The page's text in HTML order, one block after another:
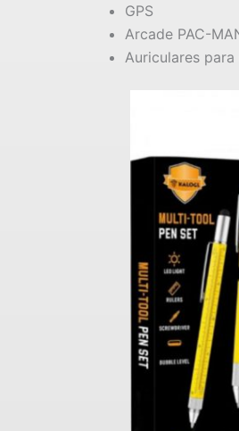
GPS
Arcade PAC-
Auriculares